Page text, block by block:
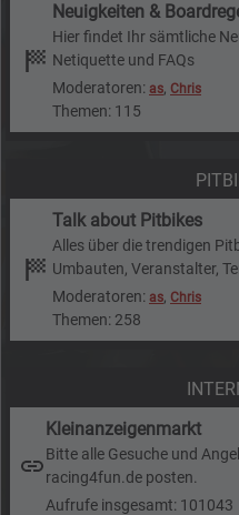
Neuigkeiten &
Hier findet Ihr sämtliche
Netiquette und FAQs
Moderatoren: as, Chris
Themen: 115
Talk about Pitbikes
Alles über die trendigen
Umbauten, Veranstalter,
Moderatoren: as, Chris
Themen: 258
Kleinanzeigenmarkt
Bitte alle Gesuche und
racing4fun.de posten.
Aufrufe insgesamt: 101043